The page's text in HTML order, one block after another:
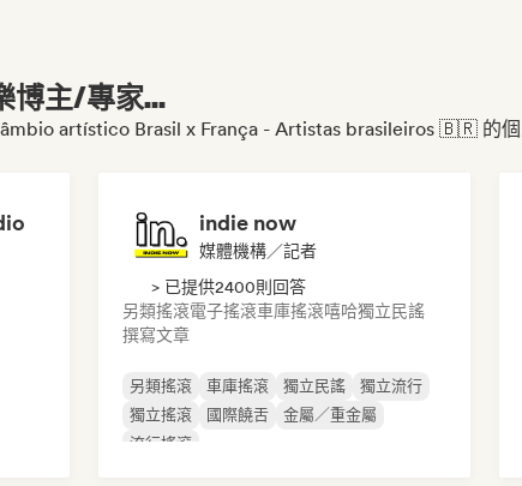
博主/專家...
artístico Brasil x França - Artistas brasileiros 🇧🇷 的
indie now
媒體機構／記者
> 已提供2400則回答
另類搖滾電子搖滾車庫搖滾嘻哈獨立民謠
撰寫文章
另類搖滾 車庫搖滾 獨立民謠
獨立流行
獨立搖滾
國際饒舌
金屬／重金屬
流行搖滾